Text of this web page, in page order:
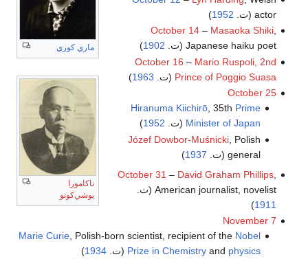
ماري كوري
ناكامورا
يوشي‌كوتو
actor (ت.
1952
)
October 14– Masaoka Shiki,
Japanese haiku poet (ت.
1902
)
October 16 – Mario Ruspoli, 2nd
Prince of Poggio Suasa (ت. 1963
)
October 25
Hiranuma Kiichirō , 35th Prime
Minister of Japan (ت. 1952
)
Józef Dowbor-Muśnicki , Polish
general (ت.
1937
)
October 31 – David Graham Phillips,
American journalist, novelist (ت.
1911
)
November 7
Marie Curie , Polish-born scientist, recipient of the Nobel
Prize in Chemistry and physics (ت. 1934
)